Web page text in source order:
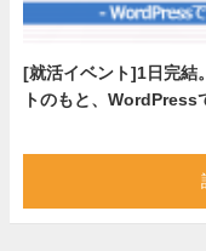
[就活イベント]1日完結
トのもと、WordPress